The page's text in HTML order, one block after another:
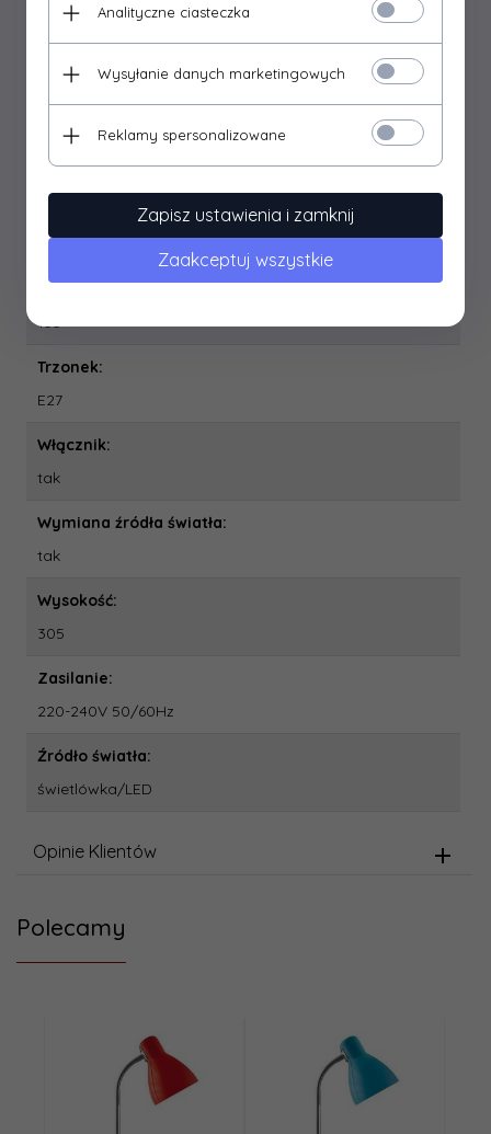
max 40 W
Regulacja kierunku świecenia:
tak
Stosowanie na zewnątrz:
nie
Szerokość:
135
Trzonek:
E27
Włącznik:
tak
Wymiana źródła światła:
tak
Wysokość:
305
Zasilanie:
220-240V 50/60Hz
Źródło światła:
świetlówka/LED
Opinie Klientów
Polecamy
Analityczne ciasteczka
Wysyłanie danych marketingowych
Reklamy spersonalizowane
Zapisz ustawienia i zamknij
Zaakceptuj wszystkie